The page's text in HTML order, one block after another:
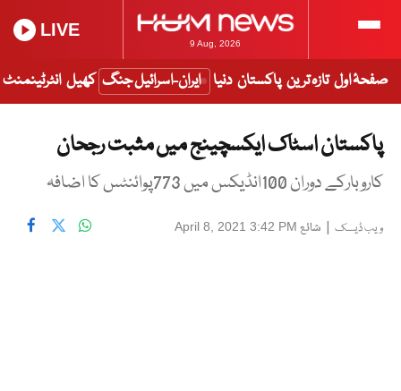
9 Aug, 2026
LIVE
صفحۂ اول تازہ ترین پاکستان دنیا ایران-اسرائیل جنگ کھیل انٹرٹینمنٹ
پاکستان اسٹاک ایکسچینج میں مثبت رجحان
کاروبارکے دوران 100انڈیکس میں 773پوائنٹس کا اضافہ
ویب ڈیسک | شائع April 8, 2021 3:42 PM